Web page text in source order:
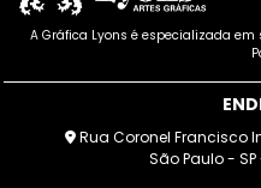
A Gráfica Lyons é especializada
Rua Coronel Francisco
São Paulo -